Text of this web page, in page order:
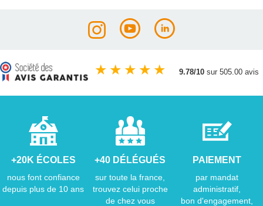
★ ★ ★ ★ ★ 9.78/10 sur 505.00 avis
+20K ÉCOLES
nous font confiance
depuis plus de 10 ans
+40 DÉLÉGUÉS
sur toute la france,
trouvez celui proche
de chez vous
PAIEMENT
par mandat
administratif,
bon d'engagement,